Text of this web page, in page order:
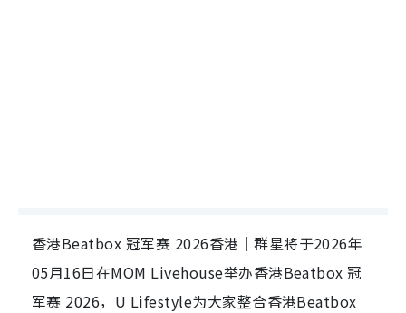
香港Beatbox 冠军赛 2026香港｜群星将于2026年
05月16日在MOM Livehouse举办香港Beatbox 冠
军赛 2026，U Lifestyle为大家整合香港Beatbox